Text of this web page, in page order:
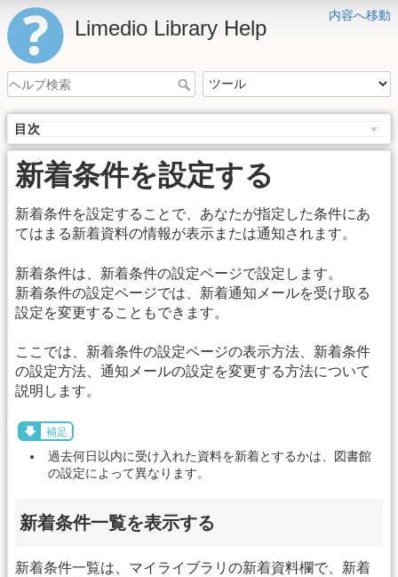
内容へ移動
Limedio Library Help
目次
新着条件を設定する
新着条件を設定することで、あなたが指定した条件にあ
てはまる新着資料の情報が表示または通知されます。
新着条件は、新着条件の設定ページで設定します。
新着条件の設定ページでは、新着通知メールを受け取る
設定を変更することもできます。
ここでは、新着条件の設定ページの表示方法、新着条件
の設定方法、通知メールの設定を変更する方法について
説明します。
補足
過去何日以内に受け入れた資料を新着とするかは、図書館
の設定によって異なります。
新着条件一覧を表示する
新着条件一覧は、マイライブラリの新着資料欄で、新着